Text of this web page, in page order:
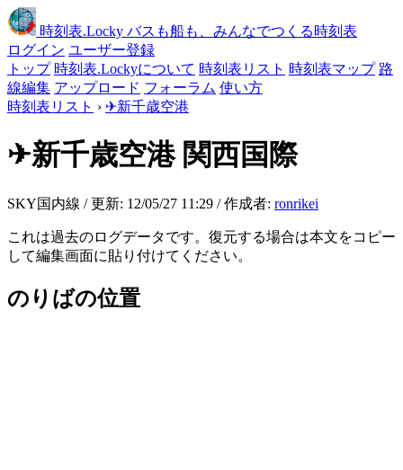
時刻表.Locky バスも船も、みんなでつくる時刻表
ログイン ユーザー登録
トップ 時刻表.Lockyについて 時刻表リスト 時刻表マップ 路
線編集 アップロード フォーラム 使い方
時刻表リスト › ✈新千歳空港
✈新千歳空港 関西国際
SKY国内線 / 更新: 12/05/27 11:29 / 作成者: ronrikei
これは過去のログデータです。復元する場合は本文をコピー
して編集画面に貼り付けてください。
のりばの位置